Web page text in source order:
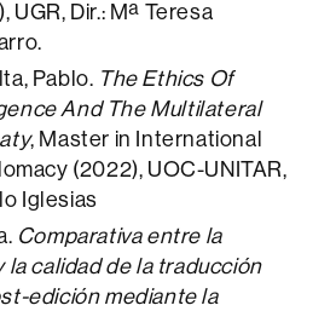
Dir.: Mª Teresa
Pablo. The Ethics Of
And The Multilateral
, Master in International
(2022), UOC-UNITAR,
Iglesias
Comparativa entre la
la calidad de la traducción
edición mediante la